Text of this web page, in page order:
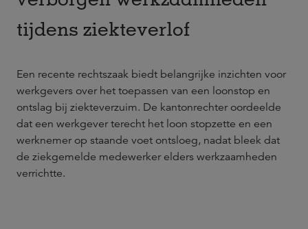
tijdens ziekteverlof
Een recente rechtszaak biedt belangrijke inzichten voor
werkgevers over het toepassen van een loonstop en
ontslag bij ziekteverzuim. De kantonrechter oordeelde
dat een werkgever terecht het loon stopzette en een
werknemer op staande voet ontsloeg, nadat bleek dat
de ziekgemelde medewerker elders werkzaamheden
verrichtte.